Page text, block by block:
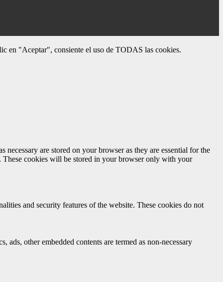
en "Aceptar", consiente el uso de TODAS las cookies.
are stored on your browser as they are essential for the
These cookies will be stored in your browser only with your
and security features of the website. These cookies do not
other embedded contents are termed as non-necessary